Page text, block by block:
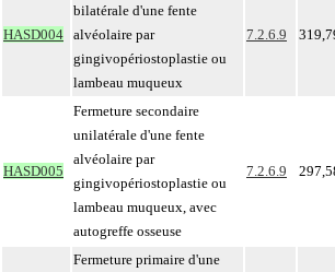
HASD004
bilatérale d'une fente
alvéolaire par
gingivopériostoplastie ou
lambeau muqueux
7.2.6.9
HASD005
Fermeture secondaire
unilatérale d'une fente
alvéolaire par
gingivopériostoplastie ou
lambeau muqueux, avec
autogreffe osseuse
7.2.6.9
Fermeture primaire d'une